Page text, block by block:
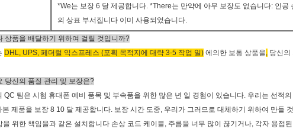
*We는 보장 6 달 제공합니다. *There는 만약에 아무 보장도 없습니다: 인공
의 상표 부서집니다 이미 사용되었습니다.
상품을 배달하기 위하여 걸릴 것입니까?
DHL, UPS, 페더럴 익스프레스 (포획 목적지에 대략 3-5 작업 일) 에의한 보통 상품을, 당신의
당신의 품질 관리 및 보장은?
QC 팀은 시험 휴대폰 예비 품목 및 부속품을 위한 많은 년 일 경험이 있습니다. 우리는 선적
본 제품을 보장 8 10 달 제공합니다. 보장 시간 도중, 우리가 그러므로 대체하기 위하여 만들
을 위한 책임을과 같은 설치합니다 손상 코드 케이블, 주름을 너무 많이 끊기거나, 각자 용접